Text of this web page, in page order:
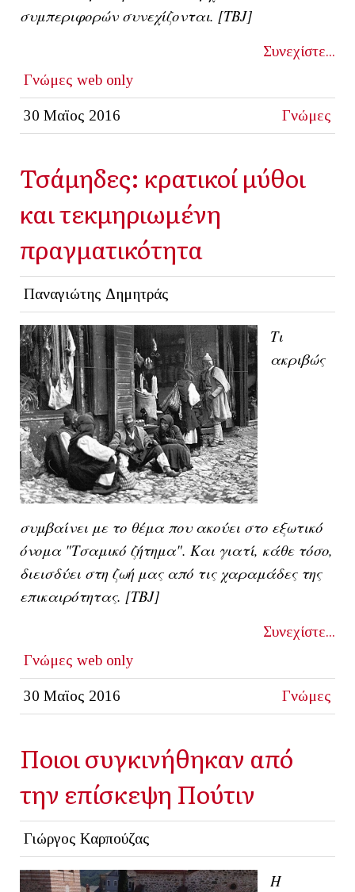
συμπεριφορών συνεχίζονται. [ΤΒJ]
Συνεχίστε...
Γνώμες web only
30 Μαϊος 2016 Γνώμες
Τσάμηδες: κρατικοί μύθοι
και τεκμηριωμένη
πραγματικότητα
Παναγιώτης Δημητράς
Τι
ακριβώς
συμβαίνει με το θέμα που ακούει στο εξωτικό
όνομα "Τσαμικό ζήτημα". Και γιατί, κάθε τόσο,
διεισδύει στη ζωή μας από τις χαραμάδες της
επικαιρότητας. [ΤΒJ]
Συνεχίστε...
Γνώμες web only
30 Μαϊος 2016 Γνώμες
Ποιοι συγκινήθηκαν από
την επίσκεψη Πούτιν
Γιώργος Καρπούζας
Η